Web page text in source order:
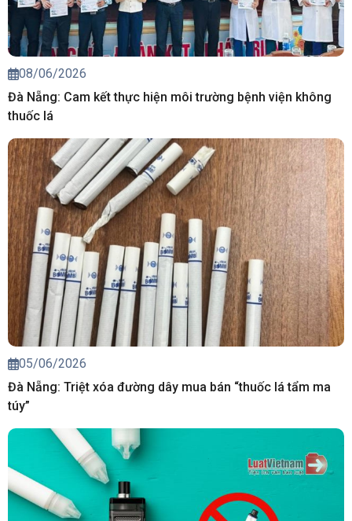
08/06/2026
Đà Nẵng: Cam kết thực hiện môi trường bệnh viện không
thuốc lá
05/06/2026
Đà Nẵng: Triệt xóa đường dây mua bán “thuốc lá tẩm ma
túy”